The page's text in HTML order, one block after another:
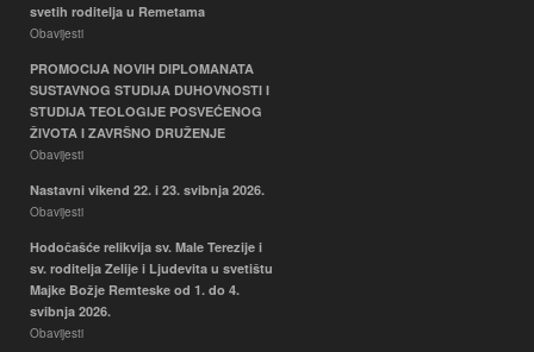
svetih roditelja u Remetama
Obavijesti
PROMOCIJA NOVIH DIPLOMANATA
SUSTAVNOG STUDIJA DUHOVNOSTI I
STUDIJA TEOLOGIJE POSVEĆENOG
ŽIVOTA I ZAVRŠNO DRUŽENJE
Obavijesti
Nastavni vikend 22. i 23. svibnja 2026.
Obavijesti
Hodočašće relikvija sv. Male Terezije i
sv. roditelja Zelije i Ljudevita u svetištu
Majke Božje Remteske od 1. do 4.
svibnja 2026.
Obavijesti